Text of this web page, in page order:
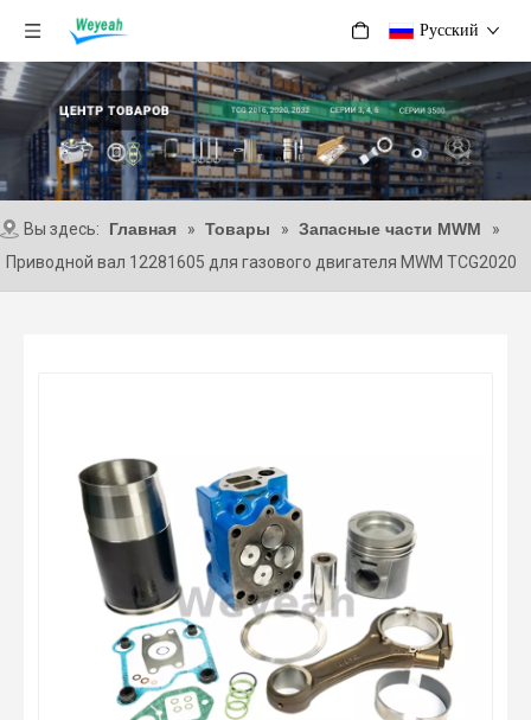
Pусский
Вы здесь: Главная » Товары » Запасные части MWM
»
Приводной вал 12281605 для газового двигателя MWM TCG2020